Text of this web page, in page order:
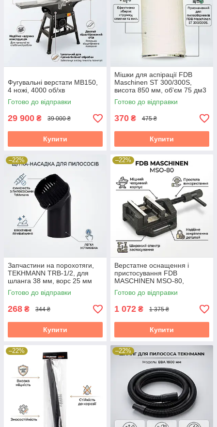
Фугувальні верстати MB150,
4 ножі, 4000 об/хв
Готово до відправки
29 900 ₴ 39 000 ₴
Купити
Мішки для аспірації FDB
Maschinen ST 300/300S,
висота 850 мм, об'єм 75 дм3
Готово до відправки
370 ₴ 475 ₴
Купити
–22%
Запчастини на порохотяги,
TEKHMANN TRB-1/2, для
шланга 38 мм, ворс 25 мм
Готово до відправки
268 ₴ 344 ₴
Купити
–22%
Верстатне оснащення і
пристосування FDB
MASCHINEN MSO-80,
розкриття 60 мм
Готово до відправки
1 072 ₴ 1 375 ₴
Купити
–22% –22%